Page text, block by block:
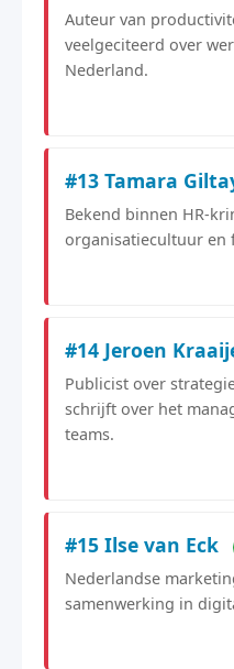
Auteur van
veelgeciteerd over
Nederland.
#13 Tamara
Bekend binnen HR-
organisatiecultuur en
#14 Jeroen
Publicist over
schrijft over het
teams.
#15 Ilse van Eck
Nederlandse
samenwerking in